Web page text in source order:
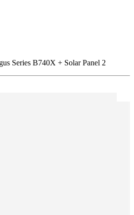
Series B740X + Solar Panel 2